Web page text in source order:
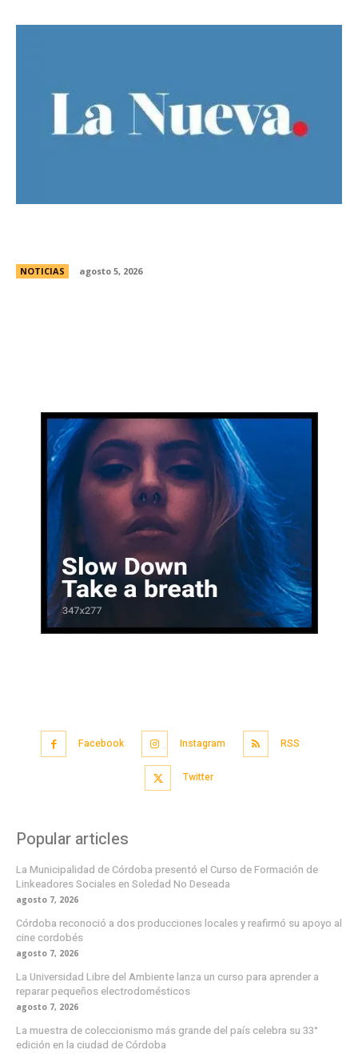
NOTICIAS agosto 5, 2026
Facebook Instagram RSS
Twitter
Popular articles
La Municipalidad de Córdoba presentó el Curso de Formación de
Linkeadores Sociales en Soledad No Deseada
agosto 7, 2026
Córdoba reconoció a dos producciones locales y reafirmó su apoyo al
cine cordobés
agosto 7, 2026
La Universidad Libre del Ambiente lanza un curso para aprender a
reparar pequeños electrodomésticos
agosto 7, 2026
La muestra de coleccionismo más grande del país celebra su 33°
edición en la ciudad de Córdoba